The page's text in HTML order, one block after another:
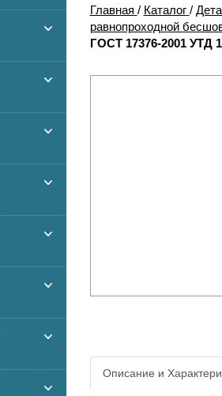
Главная / Каталог /
равнопроходной
ГОСТ 17376-2001 УТД
Описание и